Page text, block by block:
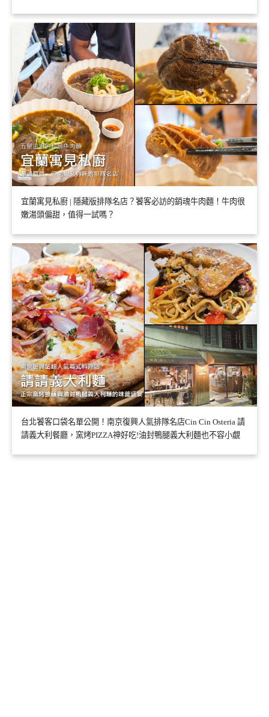
宜蘭寓見私廚 | 隱藏版排隊名店？饕客必訪的銷魂牛肉麵！牛肉很
嫩湯頭偏甜，值得一試嗎？
台北饕客口袋名單公開！南京復興人氣排隊名店Cin Cin Osteria 請
請義大利餐廳，窯烤PIZZA神好吃!油封鴨腿義大利麵也不容小覷